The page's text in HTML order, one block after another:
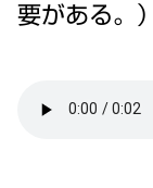
要がある。）